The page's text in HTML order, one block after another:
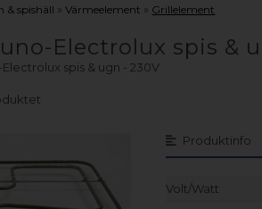
& spishäll »Värmeelement » Grillelement
Electrolux spis &
spis & ugn - 230V
Produktinfo
Volt/Watt